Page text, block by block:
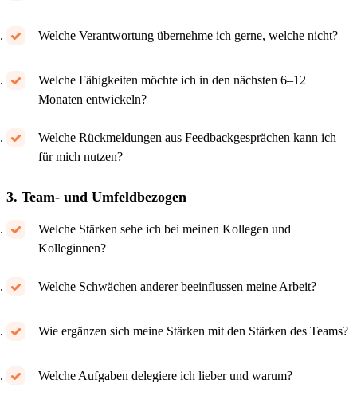
Welche Verantwortung übernehme ich gerne, welche nicht?
Welche Fähigkeiten möchte ich in den nächsten 6–12
Monaten entwickeln?
Welche Rückmeldungen aus Feedbackgesprächen kann ich
für mich nutzen?
3. Team- und Umfeldbezogen
Welche Stärken sehe ich bei meinen Kollegen und
Kolleginnen?
Welche Schwächen anderer beeinflussen meine Arbeit?
Wie ergänzen sich meine Stärken mit den Stärken des Teams?
Welche Aufgaben delegiere ich lieber und warum?